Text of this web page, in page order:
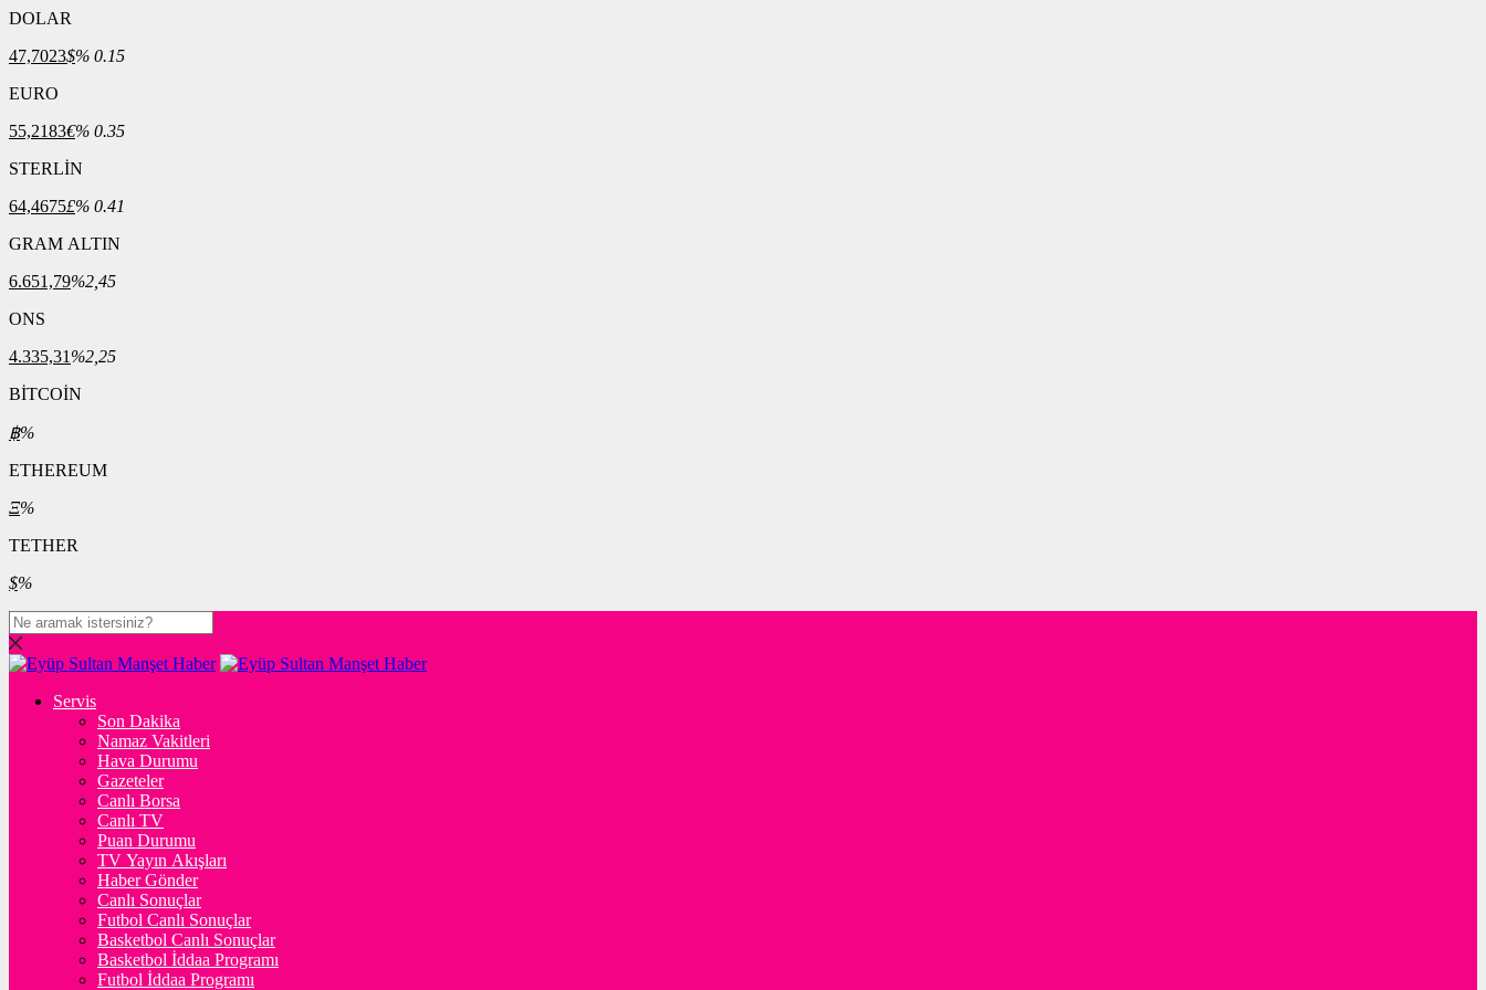
DOLAR
47,7023$% 0.15
EURO
55,2183€% 0.35
STERLİN
64,4675£% 0.41
GRAM ALTIN
6.651,79%2,45
ONS
4.335,31 %2,25
BİTCOİN
฿%
ETHEREUM
Ξ%
TETHER
$%
Servis
Son Dakika
Namaz Vakitleri
Hava Durumu
Gazeteler
Canlı Borsa
Canlı TV
Puan Durumu
TV Yayın Akışları
Haber Gönder
Canlı Sonuçlar
Futbol Canlı Sonuçlar
Basketbol Canlı Sonuçlar
Basketbol İddaa Programı
Futbol İddaa Programı